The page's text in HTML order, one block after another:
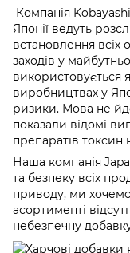
Компанія
Японії ведуть
встановлення всіх
заходів у
використовується
виробництвах у
ризики. Мова не
показали відомі
препаратів токсин
Наша компанія
та безпеку всіх
приводу, ми
асортименті
небезпечну